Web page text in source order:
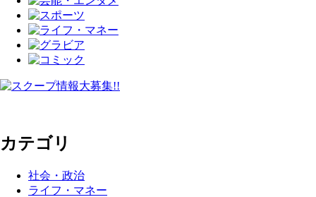
カテゴリ
社会・政治
ライフ・マネー